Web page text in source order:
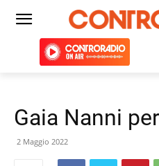
Gaia Nanni
2 Maggio 2022